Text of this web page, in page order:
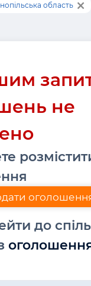
область
не
до